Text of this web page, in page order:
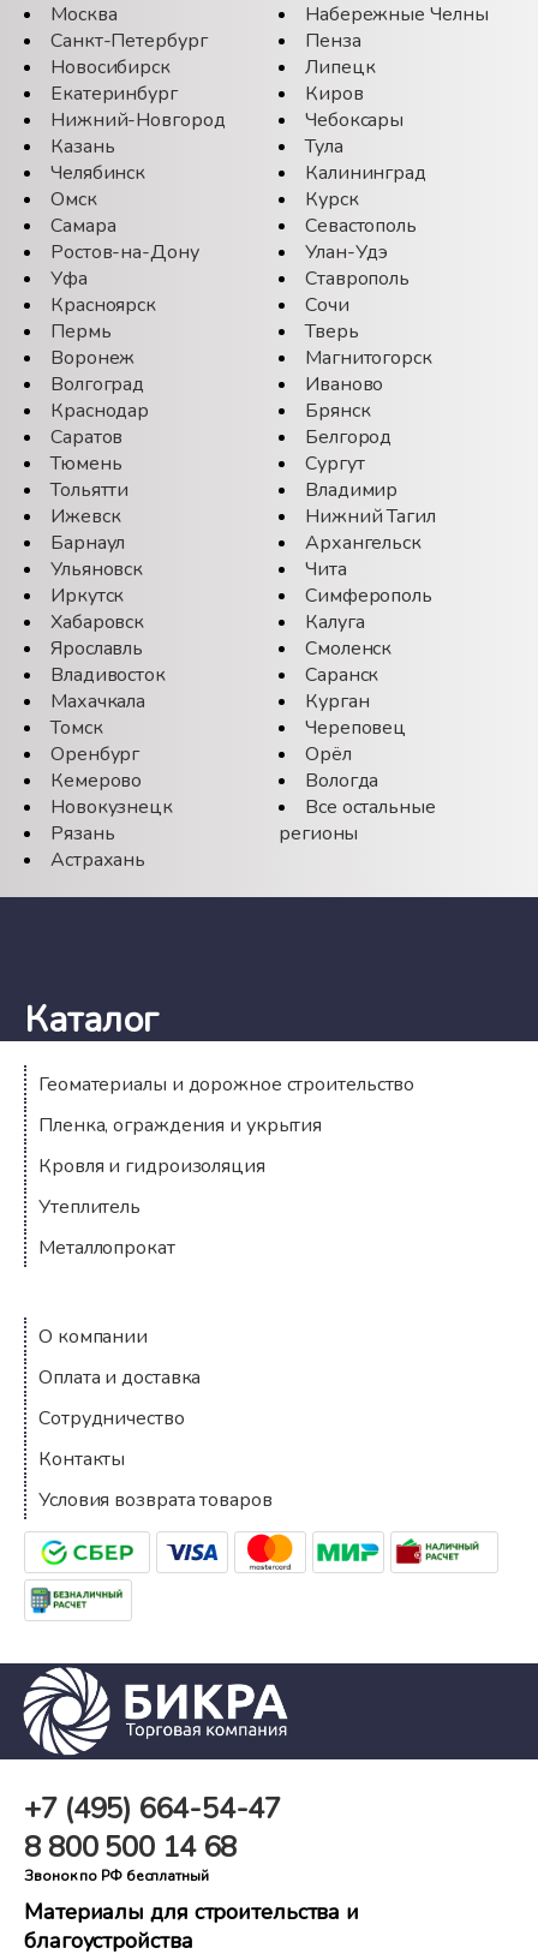
Москва
Санкт-Петербург
Новосибирск
Екатеринбург
Нижний-Новгород
Казань
Челябинск
Омск
Самара
Ростов-на-Дону
Уфа
Красноярск
Пермь
Воронеж
Волгоград
Краснодар
Саратов
Тюмень
Тольятти
Ижевск
Барнаул
Ульяновск
Иркутск
Хабаровск
Ярославль
Владивосток
Махачкала
Томск
Оренбург
Кемерово
Новокузнецк
Рязань
Астрахань
Набережные Челны
Пенза
Липецк
Киров
Чебоксары
Тула
Калининград
Курск
Севастополь
Улан-Удэ
Ставрополь
Сочи
Тверь
Магнитогорск
Иваново
Брянск
Белгород
Сургут
Владимир
Нижний Тагил
Архангельск
Чита
Симферополь
Калуга
Смоленск
Саранск
Курган
Череповец
Орёл
Вологда
Все остальные
регионы
Каталог
Геоматериалы и дорожное строительство
Пленка, ограждения и укрытия
Кровля и гидроизоляция
Утеплитель
Металлопрокат
Компания
О компании
Оплата и доставка
Сотрудничество
Контакты
Условия возврата товаров
+7 (495) 664-54-47
8 800500 14 68
Звонок по РФ бесплатный
Материалы для строительства и
благоустройства